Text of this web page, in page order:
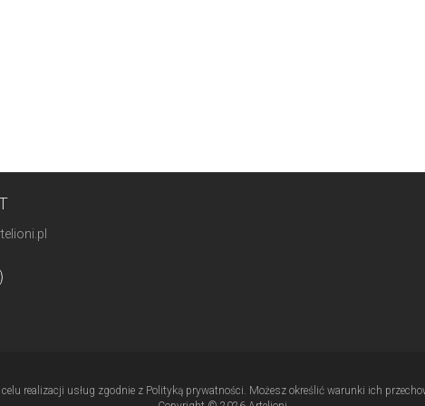
realizacji usług zgodnie z Polityką prywatności. Możesz określić warunki ich